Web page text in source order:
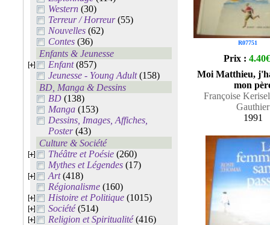
Western (30)
Terreur / Horreur(55)
Nouvelles (62)
Contes (36)
Enfants & Jeunesse
Enfant(857)
Jeunesse - Young Adult(158)
BD, Manga & Dessins
BD (138)
Manga (153)
Dessins, Images, Affiches,
Poster(43)
Culture & Société
Théâtre et Poésie (260)
Mythes et Légendes (17)
Art(418)
Régionalisme (160)
Histoire et Politique (1015)
Société(514)
Religion et Spiritualité(416)
R07751
Prix : 4.40€
Moi Matthieu,
mon
Françoise
Gauthier
1991